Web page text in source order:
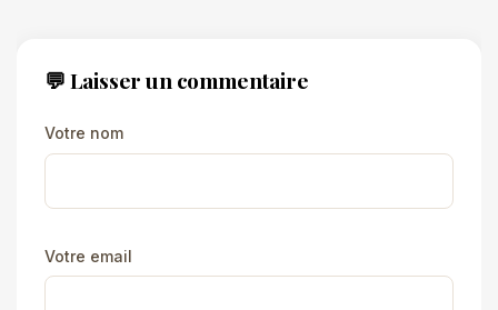
💬 Laisser un commentaire
Votre nom
Votre email